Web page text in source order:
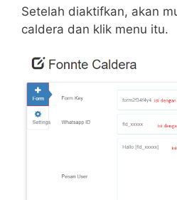
Setelah diaktifkan, akan
caldera dan klik menu itu.